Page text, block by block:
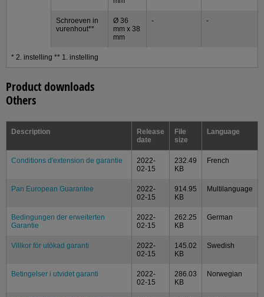
Schroeven in
vurenhout**
Ø 36
mm x 38
mm
- -
* 2. instelling ** 1. instelling
Product downloads
Others
Description
Release
date
File
size
Language
Conditions d'extension de garantie
2022-
02-15
232.49
KB
French
Pan European Guarantee
2022-
02-15
914.95
KB
Multilanguage
Bedingungen der erweiterten
Garantie
2022-
02-15
262.25
KB
German
Villkor för utökad garanti
2022-
02-15
145.02
KB
Swedish
Betingelser i utvidet garanti
2022-
02-15
286.03
KB
Norwegian